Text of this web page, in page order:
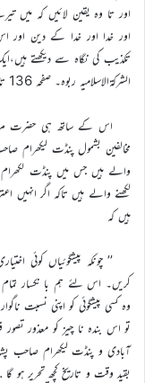
اور تا وہ یقین لائیں کہ میں
اور خدا اور خدا کے دین اور
تکذیب کی نگاہ سے دیکھتے
الشرکۃالاسلامیہ ربوہ۔ صفحہ 136 تا 138)
اس کے ساتھ ہی حضرت
مخالفین بشمول پنڈت لیکھرام
والے ہیں جس میں پنڈت
لکھنے والے ہیں تاکہ اگر انہیں
ہیں کہ
’’ چونکہ پیشگوئیاں کوئی
کریں۔ اس لئے ہم با نکسار
وہ کسی پیشگوئی کو اپنی نسبت
تو اس بندہ نا چیز کو معذور
آبادی و پنڈت لیکھرام صاحب
بقید وقت و تاریخ کچھ تحریر